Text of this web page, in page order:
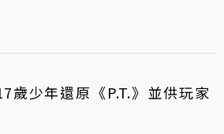
歲少年還原《P.T.》並供玩家